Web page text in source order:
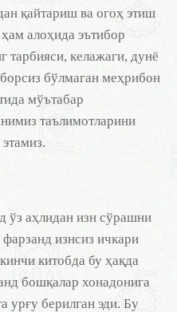
қайтариш ва огоҳ этиш
алоҳида эътибор
тарбияси, келажаги, дунё
бўлмаган меҳрибон
мўътабар
таълимотларини
ўз аҳлидан изн сўрашни
изнсиз ичкари
китобда бу ҳақда
бошқалар хонадонига
урғу берилган эди. Бу